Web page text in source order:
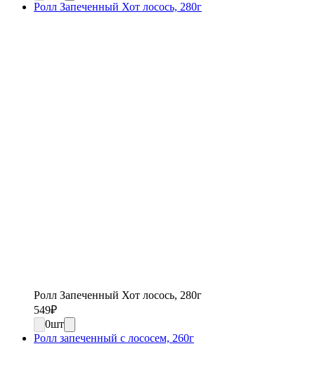
Ролл Запеченный Хот лосось, 280г
Ролл Запеченный Хот лосось, 280г
549₽
0шт
Ролл запеченный с лососем, 260г